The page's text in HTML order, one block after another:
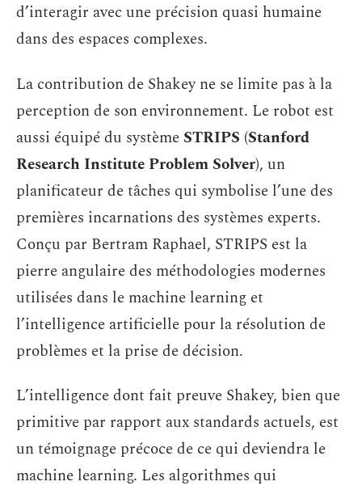
d’interagir avec une précision quasi humaine
dans des espaces complexes.
La contribution de Shakey ne se limite pas à la
perception de son environnement. Le robot est
aussi équipé du système STRIPS (Stanford
Research Institute Problem Solver), un
planificateur de tâches qui symbolise l’une des
premières incarnations des systèmes experts.
Conçu par Bertram Raphael, STRIPS est la
pierre angulaire des méthodologies modernes
utilisées dans le machine learning et
l’intelligence artificielle pour la résolution de
problèmes et la prise de décision.
L’intelligence dont fait preuve Shakey, bien que
primitive par rapport aux standards actuels, est
un témoignage précoce de ce qui deviendra le
machine learning. Les algorithmes qui